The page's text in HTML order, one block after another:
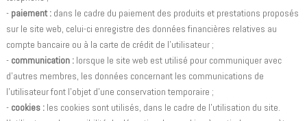
- paiement :dans le cadre du paiement des produits et prestations proposés
sur le site web, celui-ci enregistre des données financières relatives au
compte bancaire ou à la carte de crédit de l'utilisateur ;
- communication :lorsque le site web est utilisé pour communiquer avec
d'autres membres, les données concernant les communications de
l'utilisateur font l'objet d'une conservation temporaire ;
- cookies :les cookies sont utilisés, dans le cadre de l'utilisation du site.